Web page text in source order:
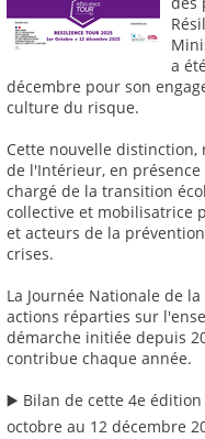
a
décembre pour son
culture du risque.
Cette nouvelle
de l'Intérieur, en
chargé de la transition
collective et mobilisatrice
et acteurs de la
crises.
La Journée Nationale de
actions réparties sur
démarche initiée depuis
contribue chaque année.
▶️ Bilan de cette 4e
octobre au 12 décembre